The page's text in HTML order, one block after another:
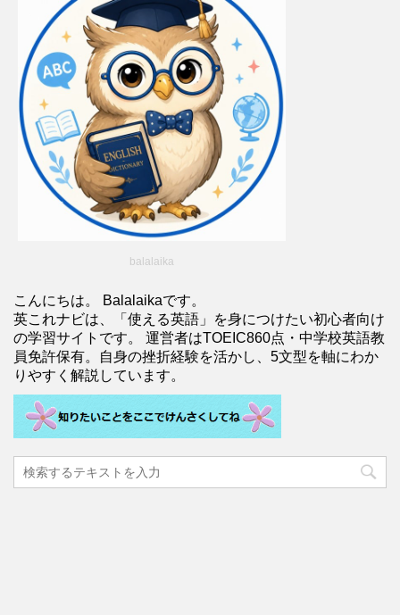
balalaika
こんにちは。 Balalaikaです。
英これナビは、「使える英語」を身につけたい初心者向け
の学習サイトです。 運営者はTOEIC860点・中学校英語教
員免許保有。自身の挫折経験を活かし、5文型を軸にわか
りやすく解説しています。